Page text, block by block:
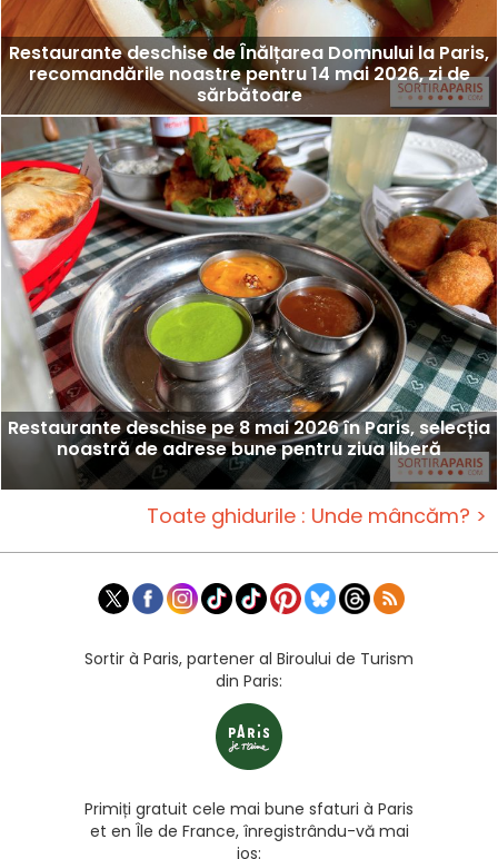
Restaurante deschise de Înălțarea Domnului la Paris,
recomandările noastre pentru 14 mai 2026, zi de
sărbătoare
Restaurante deschise pe 8 mai 2026 în Paris, selecția
noastră de adrese bune pentru ziua liberă
Toate ghidurile : Unde mâncăm? >
Sortir à Paris, partener al Biroului de Turism
din Paris:
Primiți gratuit cele mai bune sfaturi à Paris
et en Île de France, înregistrându-vă mai
jos: